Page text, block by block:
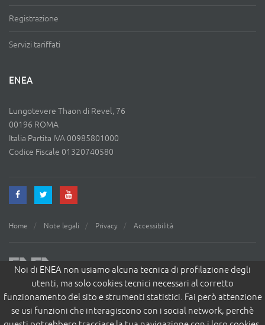
Registrazione
Servizi tariffati
ENEA
Lungotevere Thaon di Revel, 76
00196 ROMA
Italia Partita IVA 00985801000
Codice Fiscale 01320740580
Home Note legali Privacy Accessibilità
Noi di ENEA non usiamo alcuna tecnica di profilazione degli
utenti, ma solo cookies tecnici necessari al corretto
funzionamento del sito e strumenti statistici. Fai però attenzione
se usi funzioni che interagiscono con i social network, perchè